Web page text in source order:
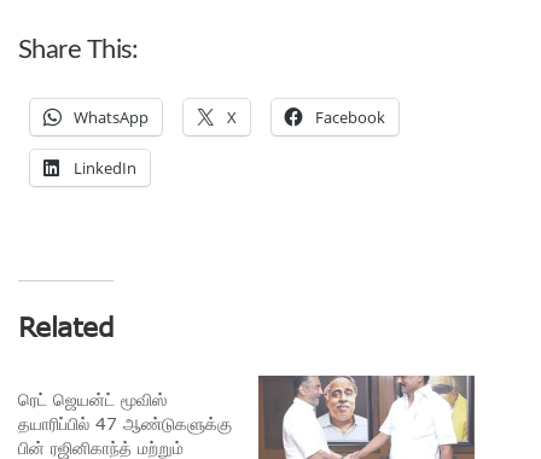
Share This:
WhatsApp X Facebook
LinkedIn
Related
ரெட் ஜெயன்ட் மூவிஸ்
தயாரிப்பில் 47 ஆண்டுகளுக்கு
பின் ரஜினிகாந்த் மற்றும்